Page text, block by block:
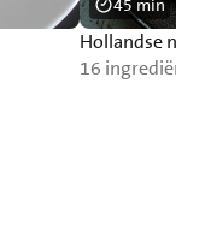
Hollandse nasi
16
45 min